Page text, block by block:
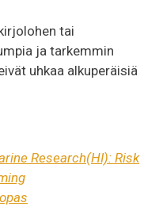
tai
ja tarkemmin
uhkaa alkuperäisiä
Research(HI): Risk